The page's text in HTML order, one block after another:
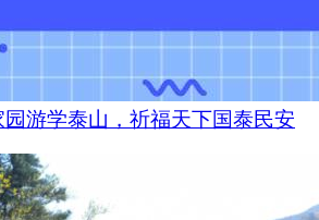
游学泰山，祈福天下国泰民安